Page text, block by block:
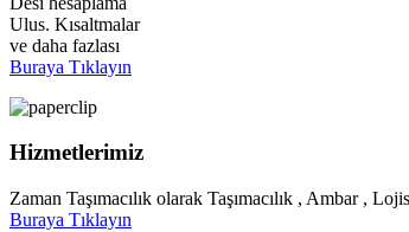
Ulus. Kısaltmalar
ve daha fazlası
Buraya Tıklayın
Hizmetlerimiz
Zaman Taşımacılık olarak Taşımacılık , Ambar ,
Buraya Tıklayın